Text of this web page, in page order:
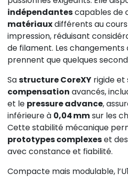
indépendantescapables de
matériauxdifférents au
impression, réduisant
de filament. Les
prennent que quelques
Sastructure CoreXY rigide et
compensation avancés,
et le pressure advance,
inférieure à 0,04 mmsur les
Cette stabilité mécanique
prototypes complexeset
avec constance et fiabilité.
Compacte mais modulable,